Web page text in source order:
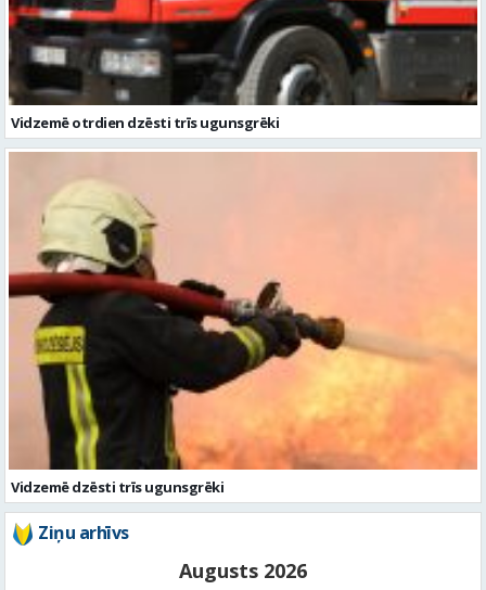
Vidzemē otrdien dzēsti trīs ugunsgrēki
Vidzemē dzēsti trīs ugunsgrēki
Ziņu arhīvs
Augusts 2026